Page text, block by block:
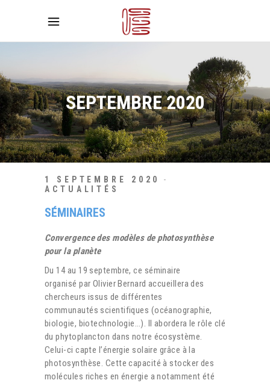
SEPTEMBRE 2020
1 SEPTEMBRE 2020
ACTUALITÉS
SÉMINAIRES
Convergence des modèles de photosynthèse
pour la planète
Du 14 au 19 septembre, ce séminaire
organisé par Olivier Bernard accueillera des
chercheurs issus de différentes
communautés scientifiques (océanographie,
biologie, biotechnologie…). Il abordera le rôle clé
du phytoplancton dans notre écosystème.
Celui-ci capte l’énergie solaire grâce à la
photosynthèse. Cette capacité à stocker des
molécules riches en énergie a notamment été